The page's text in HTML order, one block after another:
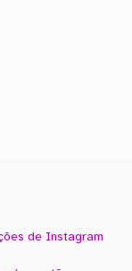
de Instagram